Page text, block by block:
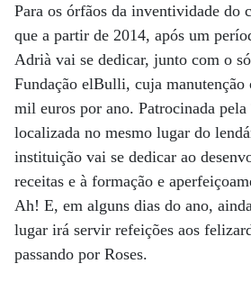
Para os órfãos da inventividade do
que a partir de 2014, após um
Adrià vai se dedicar, junto com o
Fundação elBulli, cuja manutenção
mil euros por ano. Patrocinada
localizada no mesmo lugar do
instituição vai se dedicar ao
receitas e à formação e
Ah! E, em alguns dias do ano,
lugar irá servir refeições aos
passando por Roses.